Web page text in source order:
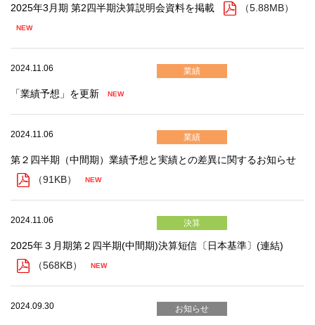
2025年3月期 第2四半期決算説明会資料を掲載 （5.88MB）
2024.11.06 業績
「業績予想」を更新
2024.11.06 業績
第２四半期（中間期）業績予想と実績との差異に関するお知らせ
（91KB）
2024.11.06 決算
2025年３月期第２四半期(中間期)決算短信〔日本基準〕(連結)
（568KB）
2024.09.30 お知らせ